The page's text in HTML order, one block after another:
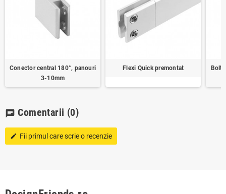
Conector central 180°, panouri
3-10mm
Flexi Quick premontat
Bolt
chat Comentarii (0)
edit Fii primul care scrie o recenzie